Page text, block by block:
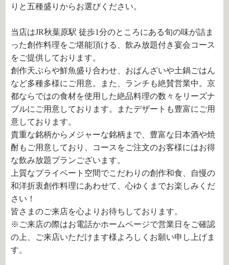
りと五種盛りからお選びください。
当店はJR秋葉原駅 徒歩1分のところにある旬の味が詰ま
った創作料理をご堪能頂ける、飲み放題付き宴会コース
をご提供しております。
創作天ぷらや鮮魚盛り合わせ、おばんざいや土鍋ごはん
など多種多様にご用意。また、ランチも絶賛営業中。京
都ならではの食材を使用した絶品料理の数々をリーズナ
ブルにご用意しております。またデザートも豊富にご用
意しております。
貴重な銘柄からメジャーな銘柄まで、豊富な日本酒や焼
酎もご用意しており、コースをご注文のお客様にはお得
な飲み放題プランございます。
上質なプライベート空間でこだわりの創作和食、自慢の
和洋折衷創作料理にあわせて、心ゆくまでお楽しみくだ
さい！
皆さまのご来店を心よりお待ちしております。
※ご来店の際はお電話かホームページで営業日をご確認
の上、ご来店いただけます様よろしくお願い申し上げま
す。